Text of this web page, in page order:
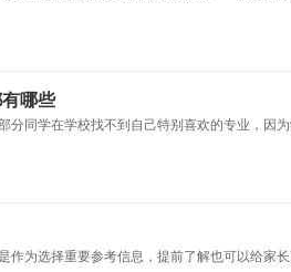
哪些
同学在学校找不到自己特别喜欢的专业，因
为选择重要参考信息，提前了解也可以给家